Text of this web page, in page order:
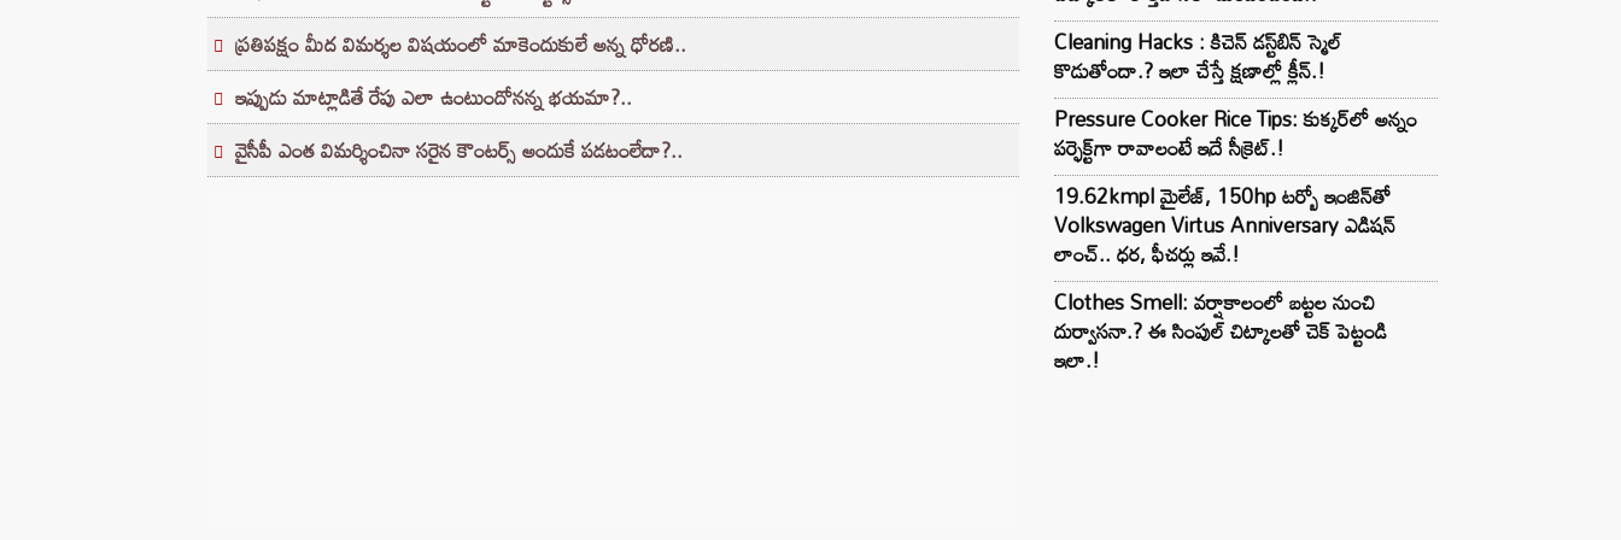
ప్రతిపక్షం మీద విమర్శల విషయంలో మాకెందుకులే అన్న ధోరణి..
ఇప్పుడు మాట్లాడితే రేపు ఎలా ఉంటుందోనన్న భయమా?..
వైసీపీ ఎంత విమర్శించినా సరైన కౌంటర్స్‌ అందుకే పడటంలేదా?..
కొడుతోందా.? ఇలా చేస్తే క్షణాల్లో క్లీన్.!
Pressure Cooker Rice Tips: కుక్కర్‌లో అన్నం
పర్ఫెక్ట్‌గా రావాలంటే ఇదే సీక్రెట్.!
19.62kmpl మైలేజ్, 150hp టర్బో ఇంజిన్‌తో
Volkswagen Virtus Anniversary ఎడిషన్
లాంచ్.. ధర, ఫీచర్లు ఇవే.!
Clothes Smell: వర్షాకాలంలో బట్టల నుంచి
దుర్వాసనా.? ఈ సింపుల్ చిట్కాలతో చెక్ పెట్టండి
ఇలా.!